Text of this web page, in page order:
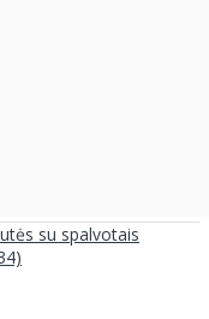
su spalvotais